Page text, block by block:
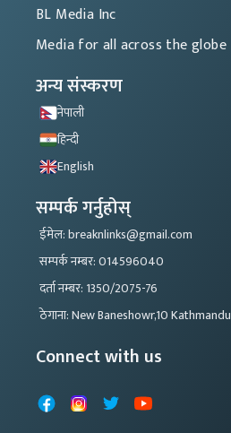
BL Media Inc
Media for all across the globe
अन्य संस्करण
नेपाली
हिन्दी
English
सम्पर्क गर्नुहोस्
ईमेल: breaknlinks@gmail.com
सम्पर्क नम्बर: 014596040
दर्ता नम्बर: 1350/2075-76
ठेगाना: New Baneshowr,10 Kathmandu
Connect with us
FacebookInstagram
X YouTube